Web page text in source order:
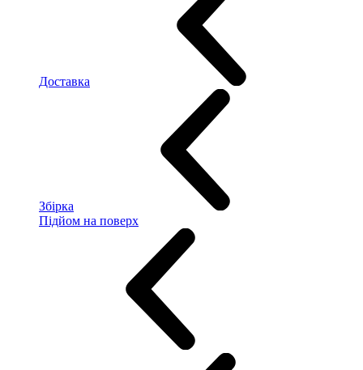
Доставка
Збірка
Підйом на поверх